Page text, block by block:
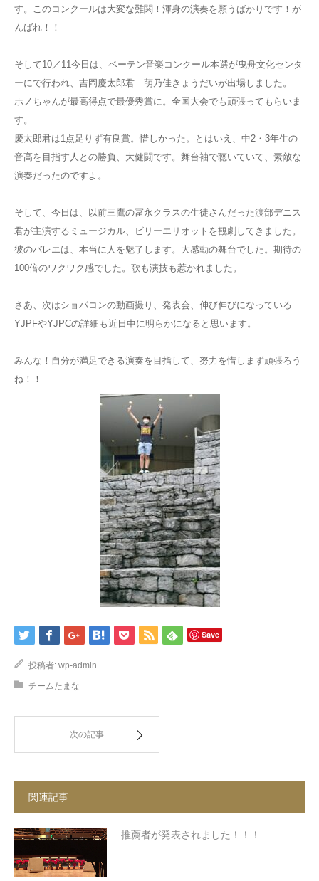
す。このコンクールは大変な難関！渾身の演奏を願うばかりです！が
んばれ！！
そして10／11今日は、ベーテン音楽コンクール本選が曳舟文化センタ
ーにで行われ、吉岡慶太郎君 萌乃佳きょうだいが出場しました。
ホノちゃんが最高得点で最優秀賞に。全国大会でも頑張ってもらいま
す。
慶太郎君は1点足りず有良賞。惜しかった。とはいえ、中2・3年生の
音高を目指す人との勝負、大健闘です。舞台袖で聴いていて、素敵な
演奏だったのですよ。
そして、今日は、以前三鷹の冨永クラスの生徒さんだった渡部デニス
君が主演するミュージカル、ビリーエリオットを観劇してきました。
彼のバレエは、本当に人を魅了します。大感動の舞台でした。期待の
100倍のワクワク感でした。歌も演技も惹かれました。
さあ、次はショパコンの動画撮り、発表会、伸び伸びになっている
YJPFやYJPCの詳細も近日中に明らかになると思います。
みんな！自分が満足できる演奏を目指して、努力を惜しまず頑張ろう
ね！！
Save
投稿者: wp-admin
チームたまな
次の記事
関連記事
推薦者が発表されました！！！